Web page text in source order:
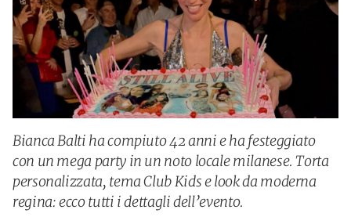
Bianca Balti ha compiuto 42 anni e ha festeggiato
con un mega party in un noto locale milanese. Torta
personalizzata, tema Club Kids e look da moderna
regina: ecco tutti i dettagli dell’evento.